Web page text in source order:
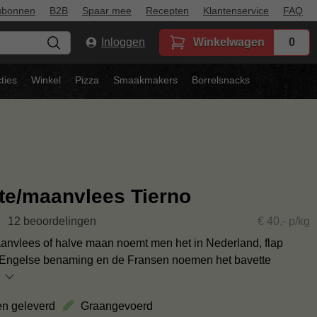
B2B Spaar mee Recepten Klantenservice FAQ
Inloggen Winkelwagen 0
Winkel Pizza Smaakmakers Borrelsnacks
maanvlees Tierno
12 beoordelingen
€ 40,- p/kg
of halve maan noemt men het in Nederland, flap
benaming en de Fransen noemen het bavette
geleverd Graangevoerd